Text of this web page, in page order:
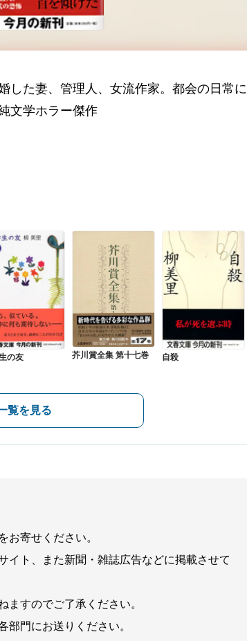
した妻、管理人、女流作家。都会の日常に
文学ホラー傑作
の友 芥川賞全集 第十七巻 自殺
覧を見る
お寄せください。
イト、また新聞・雑誌広告などに掲載させて
すのでご了承ください。
部門にお送りください。